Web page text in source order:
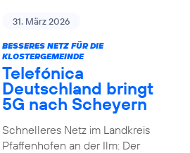
31. März 2026
BESSERES NETZ FÜR DIE
KLOSTERGEMEINDE
Telefónica
Deutschland bringt
5G nach Scheyern
Schnelleres Netz im Landkreis
Pfaffenhofen an der Ilm: Der